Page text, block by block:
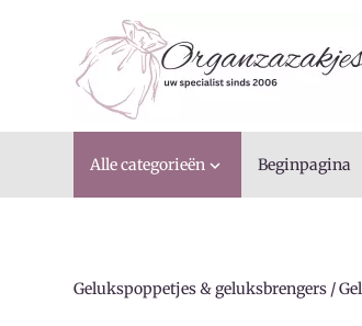
Alle categorieën  Beginpagina
Gelukspoppetjes & geluksbrengers /